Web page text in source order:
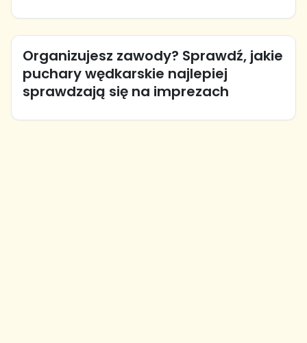
Organizujesz zawody? Sprawdź, jakie
puchary wędkarskie najlepiej
sprawdzają się na imprezach